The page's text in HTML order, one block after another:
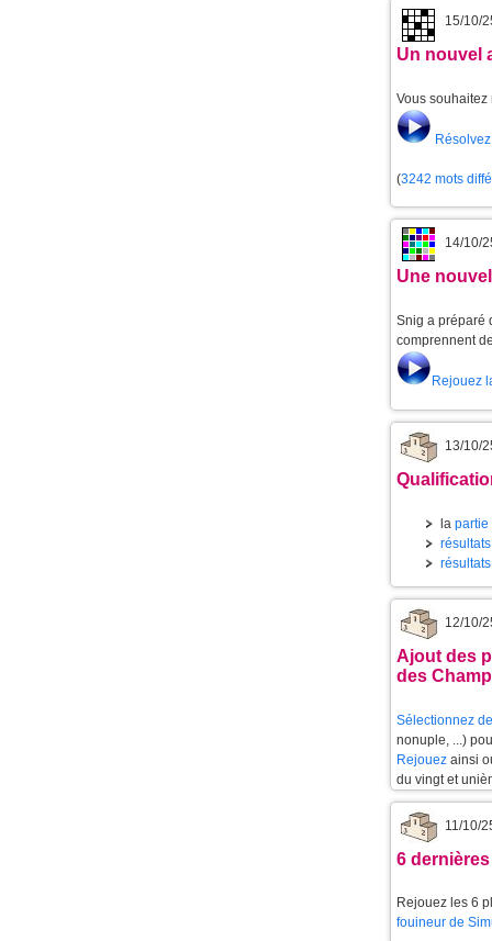
15/10/
Un nouvel
Vous souhaitez
(3242 mots
14/10/
Une
Snig a préparé
comprennent
Rejouez
13/10/
la partie
12/10/
Ajout des
des
Sélectionnez
nonuple, ...)
Rejouez ainsi
du vingt et
11/10/
6
Rejouez les 6
fouineur de